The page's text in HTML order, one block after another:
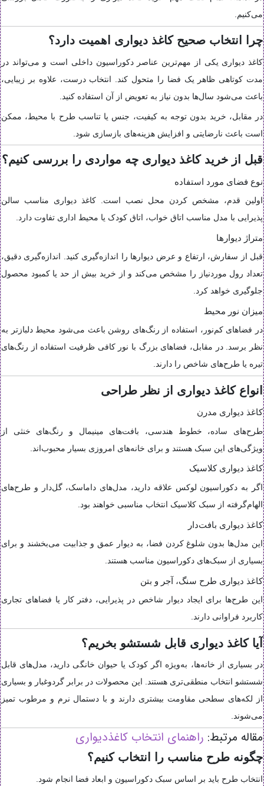
می‌کنیم.
چرا انتخاب صحیح کاغذ دیواری اهمیت دارد؟
کاغذ دیواری یکی از مهم‌ترین عناصر دکوراسیون داخلی است و می‌تواند در
مدت کوتاهی ظاهر یک فضا را متحول کند. انتخاب درست، علاوه بر زیبایی،
باعث می‌شود سال‌ها بدون نیاز به تعویض از آن استفاده کنید.
در مقابل، خرید بدون توجه به کیفیت، جنس یا تناسب طرح با محیط، ممکن
است باعث نارضایتی و افزایش هزینه‌های بازسازی شود.
قبل از خرید کاغذ دیواری چه مواردی را بررسی کنیم؟
نوع فضای مورد استفاده
اولین قدم، مشخص کردن محل نصب است. کاغذ دیواری مناسب سالن
پذیرایی با مدل مناسب اتاق خواب، اتاق کودک یا محیط اداری تفاوت دارد.
متراژ دیوارها
قبل از سفارش، ارتفاع و عرض دیوارها را اندازه‌گیری کنید. اندازه‌گیری دقیق،
تعداد رول موردنیاز را مشخص می‌کند و از خرید بیش از حد یا کمبود محصول
جلوگیری خواهد کرد.
میزان نور محیط
در فضاهای کم‌نور، استفاده از رنگ‌های روشن باعث می‌شود محیط دلبازتر به
نظر برسد. در مقابل، فضاهای بزرگ با نور کافی ظرفیت استفاده از رنگ‌های
تیره یا طرح‌های شاخص را دارند.
انواع کاغذ دیواری از نظر طراحی
کاغذ دیواری مدرن
طرح‌های ساده، خطوط هندسی، بافت‌های مینیمال و رنگ‌های خنثی از
ویژگی‌های این سبک هستند و برای خانه‌های امروزی بسیار محبوب‌اند.
کاغذ دیواری کلاسیک
اگر به دکوراسیون لوکس علاقه دارید، مدل‌های داماسک، گل‌دار و طرح‌های
الهام‌گرفته از سبک کلاسیک انتخاب مناسبی خواهند بود.
کاغذ دیواری بافت‌دار
این مدل‌ها بدون شلوغ کردن فضا، به دیوار عمق و جذابیت می‌بخشند و برای
بسیاری از سبک‌های دکوراسیون مناسب هستند.
کاغذ دیواری طرح سنگ، آجر و بتن
این طرح‌ها برای ایجاد دیوار شاخص در پذیرایی، دفتر کار یا فضاهای تجاری
کاربرد فراوانی دارند.
آیا کاغذ دیواری قابل شستشو بخریم؟
در بسیاری از خانه‌ها، به‌ویژه اگر کودک یا حیوان خانگی دارید، مدل‌های قابل
شستشو انتخاب منطقی‌تری هستند. این محصولات در برابر گردوغبار و بسیاری
از لکه‌های سطحی مقاومت بیشتری دارند و با دستمال نرم و مرطوب تمیز
می‌شوند.
مقاله مرتبط: راهنمای انتخاب کاغذدیواری
چگونه طرح مناسب را انتخاب کنیم؟
انتخاب طرح باید بر اساس سبک دکوراسیون و ابعاد فضا انجام شود.